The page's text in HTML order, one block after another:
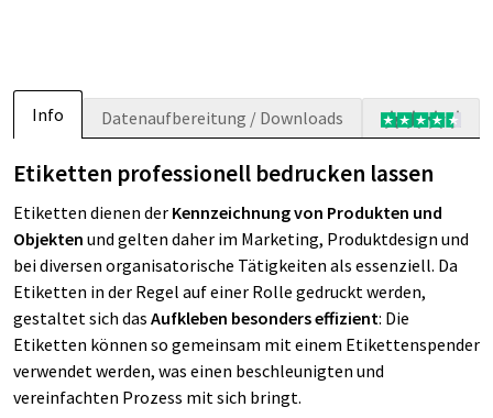
Info Datenaufbereitung / Downloads
Etiketten professionell bedrucken lassen
Etiketten dienen der Kennzeichnung von Produkten und
Objekten und gelten daher im Marketing, Produktdesign und
bei diversen organisatorische Tätigkeiten als essenziell. Da
Etiketten in der Regel auf einer Rolle gedruckt werden,
gestaltet sich das Aufkleben besonders effizient: Die
Etiketten können so gemeinsam mit einem Etikettenspender
verwendet werden, was einen beschleunigten und
vereinfachten Prozess mit sich bringt.